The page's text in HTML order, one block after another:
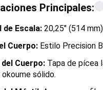
Principales:
de Escala: 20,25" (514
Cuerpo: Estilo Precision
Cuerpo: Tapa de pícea
sólido.